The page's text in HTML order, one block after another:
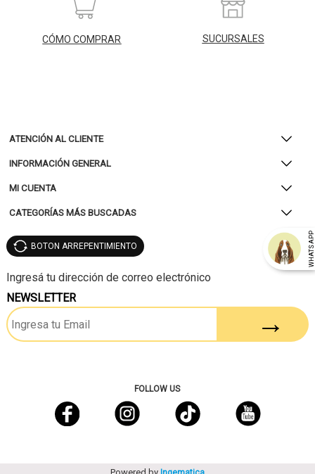
CÓMO COMPRAR SUCURSALES
ATENCIÓN AL CLIENTE
INFORMACIÓN GENERAL
MI CUENTA
CATEGORÍAS MÁS BUSCADAS
WHATSAPP
BOTON ARREPENTIMIENTO
NEWSLETTER
FOLLOW US